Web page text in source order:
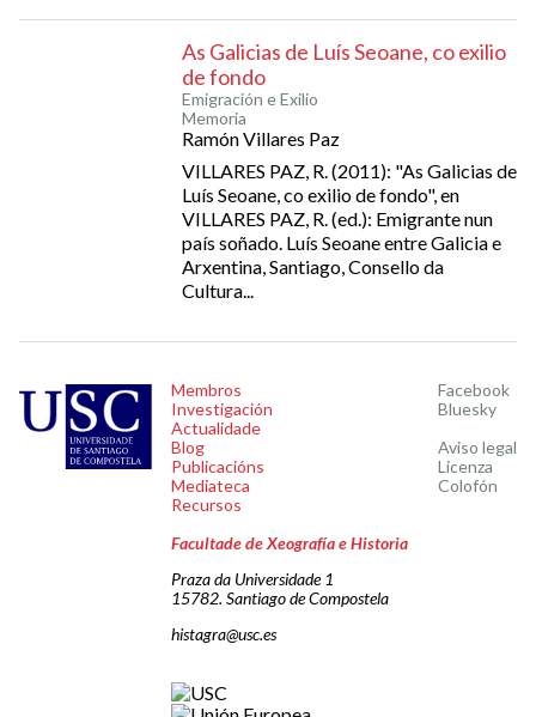
As Galicias de Luís Seoane, co exilio
de fondo
Emigración e Exilio
Memoria
Ramón Villares Paz
VILLARES PAZ, R. (2011): "As Galicias de
Luís Seoane, co exilio de fondo", en
VILLARES PAZ, R. (ed.): Emigrante nun
país soñado. Luís Seoane entre Galicia e
Arxentina, Santiago, Consello da
Cultura...
Membros
Investigación
Actualidade
Blog
Publicacións
Mediateca
Recursos
Facebook
Bluesky
Aviso legal
Licenza
Colofón
Facultade de Xeografía e Historia
Praza da Universidade 1
15782. Santiago de Compostela
histagra@usc.es